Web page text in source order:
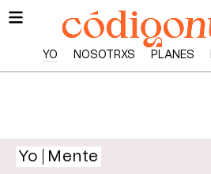
YO NOSOTRXS PLANES
Yo Mente